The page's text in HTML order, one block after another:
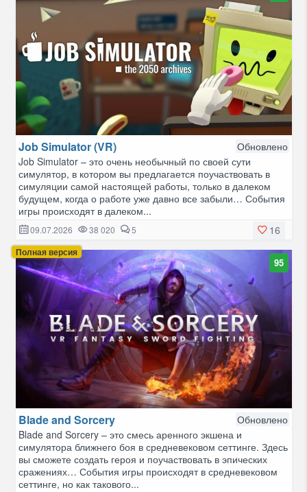
Job Simulator (VR)
Обновлено
Job Simulator – это очень необычный по своей сути
симулятор, в котором вы предлагается поучаствовать в
симуляции самой настоящей работы, только в далеком
будущем, когда о работе уже давно все забыли… События
игры происходят в далеком...
16
09.07.2026 38 020 5
Полная версия
95
Blade and Sorcery
Обновлено
Blade and Sorcery – это смесь аренного экшена и
симулятора ближнего боя в средневековом сеттинге. Здесь
вы сможете создать героя и поучаствовать в эпических
сражениях… События игры происходят в средневековом
сеттинге, но как такового...